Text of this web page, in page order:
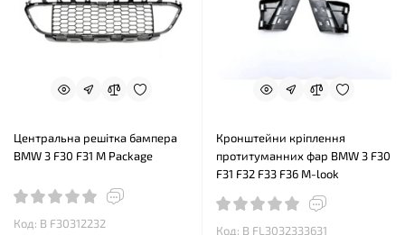
Центральна решітка бампера
BMW 3 F30 F31 M Package
Код: B F30312232
Кронштейни кріплення
протитуманних фар BMW 3 F30
F31 F32 F33 F36 M-look
Код: B FL3032333631